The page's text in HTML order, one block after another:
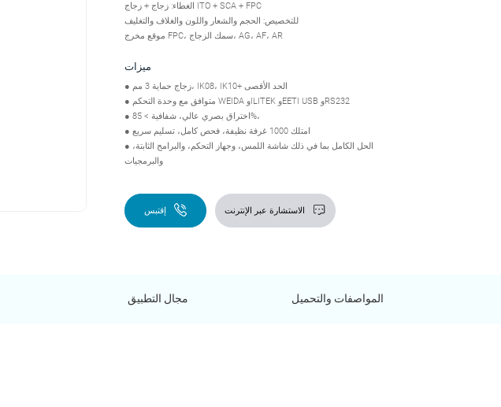
الغطاء: زجاج + زجاج ITO + SCA + FPC
موقع مخرج FPC، سمك الزجاج، AG، AF، AR
ميزات
● زجاج حماية 3 مم، IK08، IK10+ الحد الأقصى
● متوافق مع وحدة التحكم WEIDA وILITEK وEETI USB وRS232
● اختراق بصري عالي، شفافية > 85%،
● امتلك 1000 غرفة نظيفة، فحص كامل، تسليم سريع
● الحل الكامل بما في ذلك شاشة اللمس، وجهاز التحكم، والبرامج الثابتة،
والبرمجيات
مجال التطبيق المواصفات والتحميل